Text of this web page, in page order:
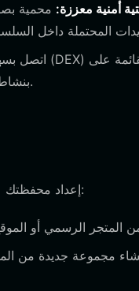
أمنية معززة:
تداول أو استخدام haalandina بنشاط، دون مغادرة أمان محفظتك.
إعداد محفظتك عملية مباشرة مصممة لكل من المبتدئين والمتداولين ذوي الخبرة:
مجموعة جديدة من